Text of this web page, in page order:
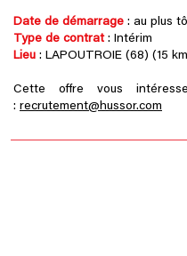
Date de démarrage : au plus
Type de contrat: Intérim
Lieu : LAPOUTROIE (68) (15
Cette offre vous
: recrutement@hussor.com